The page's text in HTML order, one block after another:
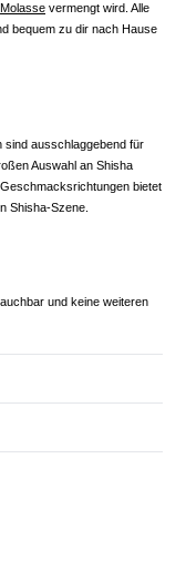
Molasse vermengt wird. Alle
bequem zu dir nach Hause
sind ausschlaggebend für
Auswahl an Shisha
bietet
Shisha-Szene.
und keine weiteren